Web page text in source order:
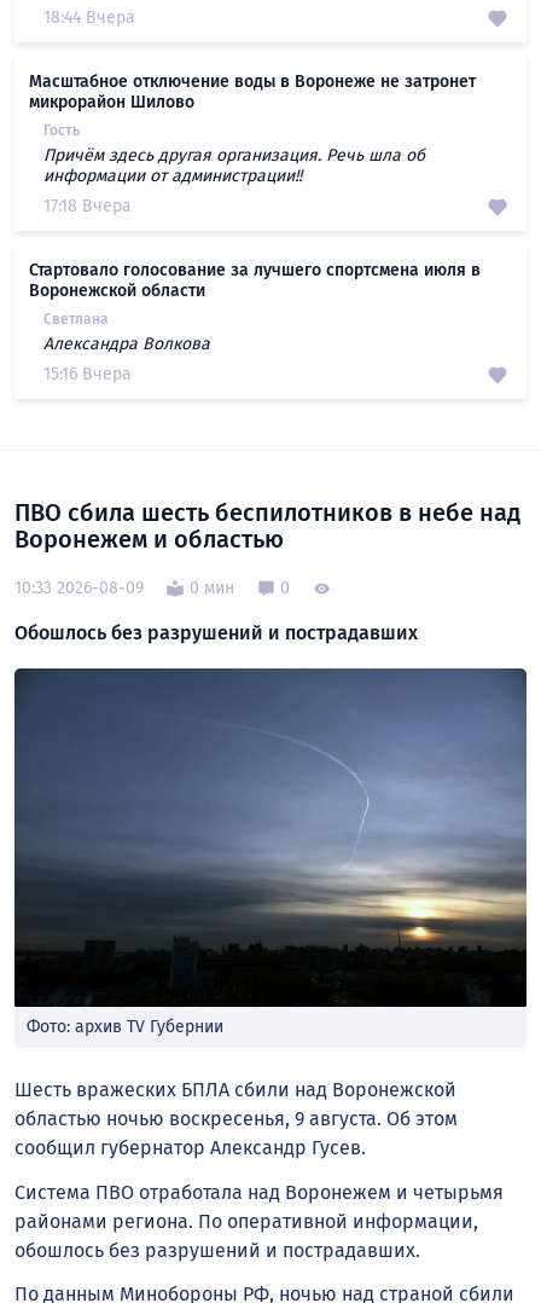
18:44 Вчера
Масштабное отключение воды в Воронеже не затронет
микрорайон Шилово
Гость
Причём здесь другая организация. Речь шла об
информации от администрации!!
17:18 Вчера
Стартовало голосование за лучшего спортсмена июля в
Воронежской области
Светлана
Александра Волкова
15:16 Вчера
ПВО сбила шесть беспилотников в небе над
Воронежем и областью
10:33 2026-08-09 0 мин 0
Обошлось без разрушений и пострадавших
Фото: архив TV Губернии
Шесть вражеских БПЛА сбили над Воронежской
областью ночью воскресенья, 9 августа. Об этом
сообщил губернатор Александр Гусев.
Система ПВО отработала над Воронежем и четырьмя
районами региона. По оперативной информации,
обошлось без разрушений и пострадавших.
По данным Минобороны РФ, ночью над страной сбили